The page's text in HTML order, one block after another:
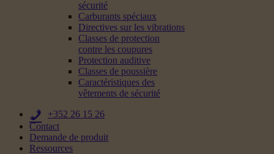
sécurité
Carburants spéciaux
Directives sur les vibrations
Classes de protection
contre les coupures
Protection auditive
Classes de poussière
Caractéristiques des
vêtements de sécurité
+352 26 15 26
Contact
Demande de produit
Ressources